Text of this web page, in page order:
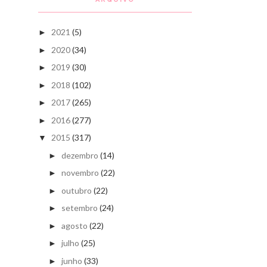
► 2021 (5)
► 2020(34)
► 2019 (30)
► 2018 (102)
► 2017(265)
► 2016(277)
▼ 2015 (317)
► dezembro (14)
► novembro (22)
► outubro (22)
► setembro (24)
► agosto (22)
► julho (25)
► junho (33)